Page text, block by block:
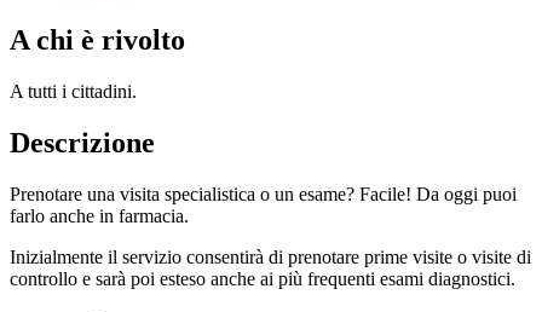
A chi è rivolto
A tutti i cittadini.
Descrizione
Prenotare una visita specialistica o un esame? Facile! Da oggi puoi
farlo anche in farmacia.
Inizialmente il servizio consentirà di prenotare prime visite o visite di
controllo e sarà poi esteso anche ai più frequenti esami diagnostici.